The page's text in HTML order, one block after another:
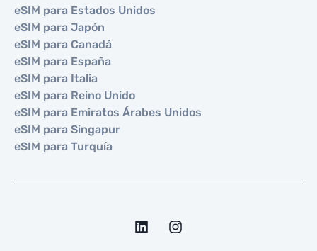
eSIM para Estados Unidos
eSIM para Japón
eSIM para Canadá
eSIM para España
eSIM para Italia
eSIM para Reino Unido
eSIM para Emiratos Árabes Unidos
eSIM para Singapur
eSIM para Turquía